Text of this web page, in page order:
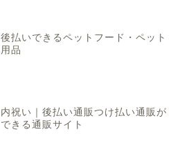
後払いできるペットフード・ペット
用品
内祝い｜後払い通販つけ払い通販が
できる通販サイト